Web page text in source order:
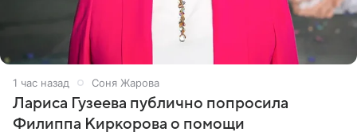
1 час назад Соня Жарова
Лариса Гузеева публично попросила
Филиппа Киркорова о помощи